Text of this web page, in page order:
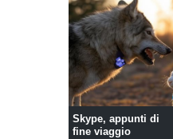
Skype, appunti di
fine viaggio